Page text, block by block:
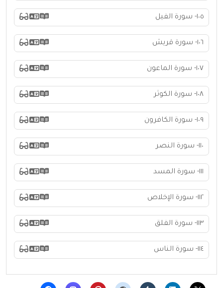
١٠٥- سورة الفيل
١٠٦- سورة قريش
١٠٧- سورة الماعون
١٠٨- سورة الكوثر
١٠٩- سورة الكافرون
١١٠- سورة النصر
١١١- سورة المسد
١١٢- سورة الإخلاص
١١٣- سورة الفلق
١١٤- سورة الناس